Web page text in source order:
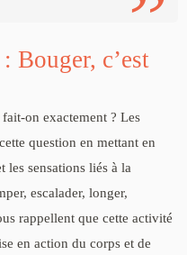
Bouger, c’est
on exactement ? Les
question en mettant en
les sensations liés à la
escalader, longer,
rappellent que cette activité
en action du corps et de